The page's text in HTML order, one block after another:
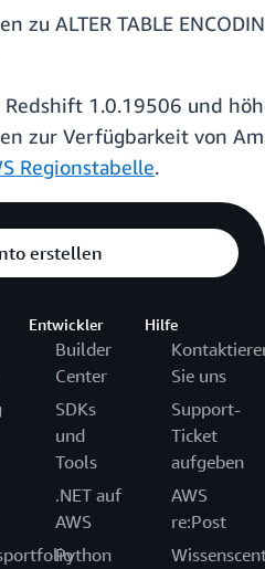
zu ALTER TABLE
1.0.19506 und
zur Verfügbarkeit von
Regionstabelle.
erstellen
Entwickler
Builder
Center
SDKs
und
Tools
.NET auf
AWS
Python
Hilfe
Sie uns
Support-
Ticket
aufgeben
AWS
re:Post